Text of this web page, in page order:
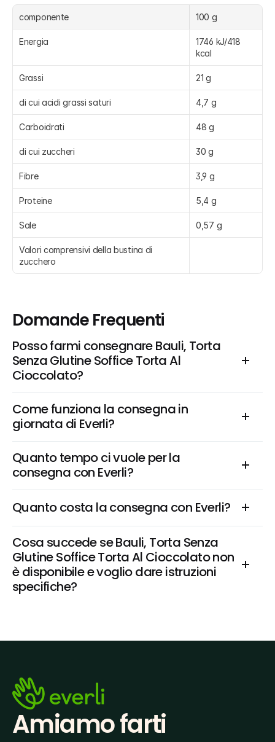
componente 100 g
Energia
1746 kJ/418
kcal
Grassi 21 g
di cui acidi grassi saturi 4,7 g
Carboidrati 48 g
di cui zuccheri 30 g
Fibre 3,9 g
Proteine 5,4 g
Sale 0,57 g
Valori comprensivi della bustina di
zucchero
Domande Frequenti
Posso farmi consegnare Bauli, Torta
Senza Glutine Soffice Torta Al
Cioccolato?
Come funziona la consegna in
giornata di Everli?
Quanto tempo ci vuole per la
consegna con Everli?
Quanto costa la consegna con Everli?
Cosa succede se Bauli, Torta Senza
Glutine Soffice Torta Al Cioccolato non
è disponibile e voglio dare istruzioni
specifiche?
Amiamo farti